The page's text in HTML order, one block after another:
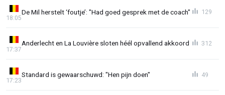
De Mil herstelt ‘foutje’: "Had goed gesprek met de coach"
18:05
129
Anderlecht en La Louvière sloten héél opvallend akkoord
17:37
312
Standard is gewaarschuwd: "Hen pijn doen"
17:23
49